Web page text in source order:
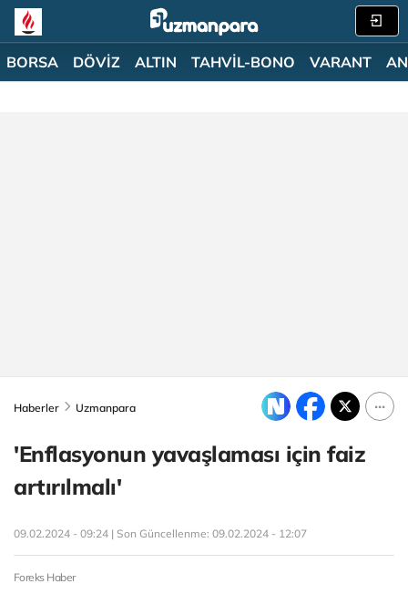
BORSA DÖVİZ ALTIN TAHVİL-BONO VARANT
Haberler Uzmanpara
'Enflasyonun yavaşlaması için faiz
artırılmalı'
09.02.2024 - 09:24 | Son Güncellenme: 09.02.2024 - 12:07
Foreks Haber